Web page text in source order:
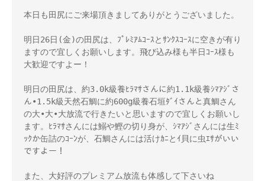
本日も田尻にご来場頂きましてありがとうございました。
明日26日(金)の田尻は、ﾌﾟﾚﾐｱﾑｺｰｽとｻﾝｸｽｺｰｽに空きが有り
ますので宜しくお願いします。飛び込み様も半日ｺｰｽ様も
大歓迎ですよー！
明日の田尻は、約3.0k級養ﾋﾗﾏｻさんに約1.1k級養ｼﾏｱｼﾞさ
ん•1.5k級天然石鯛に約600g級養石垣ﾀﾞｲさんと真鯛さん
の大•大•大放流で行きたいと思いますので宜しくお願いし
ます。ﾋﾗﾏｻさんには鰯や鰹の切り身が、ｼﾏｱｼﾞさんには生ﾐ
ｯｸか缶詰のｺｰﾝが、石鯛さんには活けｶﾆとｲ貝に虫ｴｻがいい
ですよー！
また、大好評のプレミアム放流も体感して下さいね